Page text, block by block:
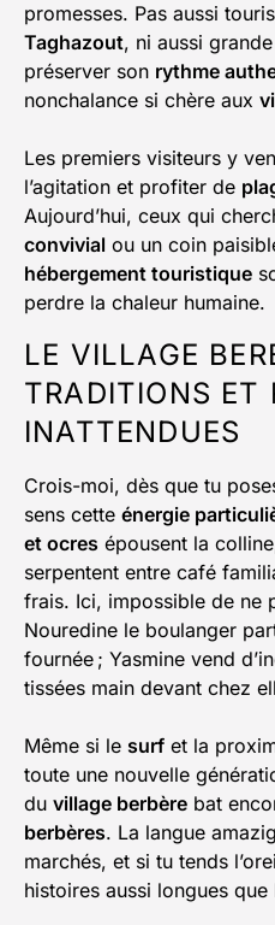
promesses. Pas aussi
Taghazout, ni aussi grande
préserver son rythme
nonchalance si chère aux
Les premiers visiteurs y
l’agitation et profiter de
Aujourd’hui, ceux qui
convivial ou un coin
hébergement touristique
perdre la chaleur humaine.
LE VILLAGE
TRADITIONS ET
INATTENDUES
Crois-moi, dès que tu
sens cette énergie
et ocres épousent la
serpentent entre café
frais. Ici, impossible de ne
Nouredine le boulanger
fournée ; Yasmine vend
tissées main devant chez
Même si le surf et la
toute une nouvelle
du village berbère bat
berbères. La langue
marchés, et si tu tends
histoires aussi longues que